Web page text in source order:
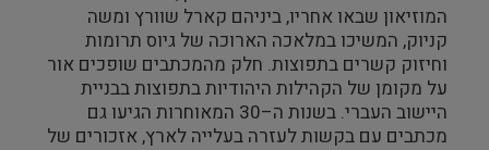
המוזיאון שבאו אחריו, ביניהם קארל שוורץ ומשה
קניוק, המשיכו במלאכה הארוכה של גיוס תרומות
וחיזוק קשרים בתפוצות. חלק מהמכתבים שופכים אור
על מקומן של הקהילות היהודיות בתפוצות בבניית
היישוב העברי. בשנות ה–30 המאוחרות הגיעו גם
מכתבים עם בקשות לעזרה בעלייה לארץ, אזכורים של